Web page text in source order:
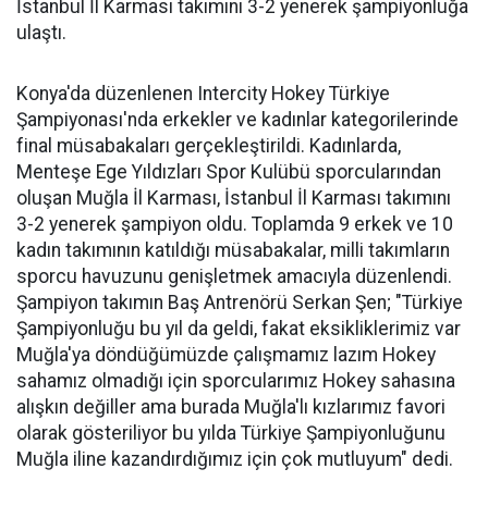
İstanbul İl Karması takımını 3-2 yenerek şampiyonluğa
ulaştı.
Konya'da düzenlenen Intercity Hokey Türkiye
Şampiyonası'nda erkekler ve kadınlar kategorilerinde
final müsabakaları gerçekleştirildi. Kadınlarda,
Menteşe Ege Yıldızları Spor Kulübü sporcularından
oluşan Muğla İl Karması, İstanbul İl Karması takımını
3-2 yenerek şampiyon oldu. Toplamda 9 erkek ve 10
kadın takımının katıldığı müsabakalar, milli takımların
sporcu havuzunu genişletmek amacıyla düzenlendi.
Şampiyon takımın Baş Antrenörü Serkan Şen; "Türkiye
Şampiyonluğu bu yıl da geldi, fakat eksikliklerimiz var
Muğla'ya döndüğümüzde çalışmamız lazım Hokey
sahamız olmadığı için sporcularımız Hokey sahasına
alışkın değiller ama burada Muğla'lı kızlarımız favori
olarak gösteriliyor bu yılda Türkiye Şampiyonluğunu
Muğla iline kazandırdığımız için çok mutluyum" dedi.